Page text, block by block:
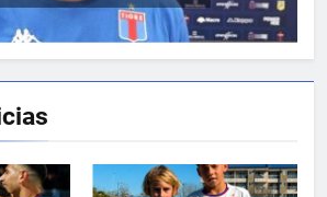
JUVENILES VS BANFIELD